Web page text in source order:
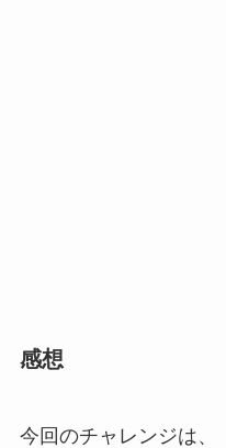
感想
今回のチャレンジは、